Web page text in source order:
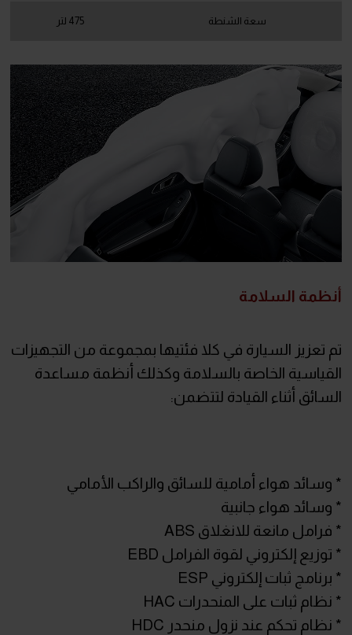
سعة الشنطة
أنظمة السلامة
تم تعزيز السيارة في كلا فئتيها بمجموعة من التجهيزات
القياسية الخاصة بالسلامة وكذلك أنظمة مساعدة
السائق أثناء القيادة لتتضمن:
* وسائد هواء أمامية للسائق والراكب الأمامي
* وسائد هواء جانبية
* فرامل مانعة للانغلاق ABS
* توزيع إلكتروني لقوة الفرامل EBD
* برنامج ثبات إلكتروني ESP
* نظام ثبات على المنحدرات HAC
* نظام تحكم عند نزول منحدر HDC